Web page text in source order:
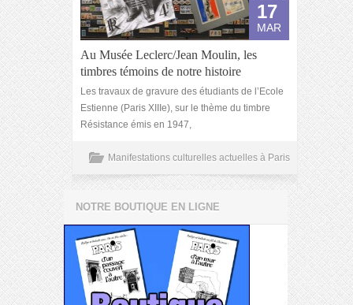
17
MAR
Au Musée Leclerc/Jean Moulin, les
timbres témoins de notre histoire
Les travaux de gravure des étudiants de l’Ecole
Estienne (Paris XIIIe), sur le thème du timbre
Résistance émis en 1947,
Manifestations culturelles actuelles à Paris
NOTRE BOUTIQUE EN LIGNE